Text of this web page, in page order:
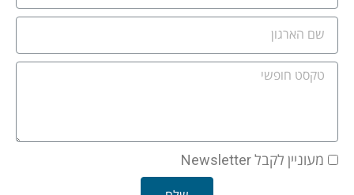
מעוניין לקבל Newsletter